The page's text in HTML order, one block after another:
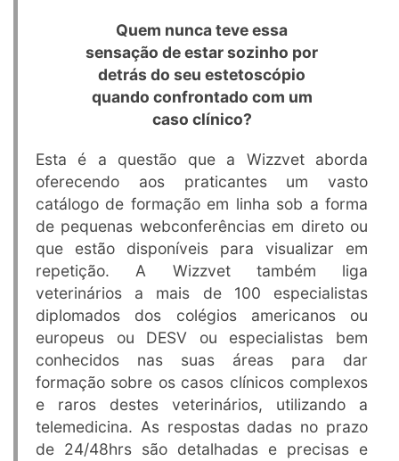
Quem nunca teve essa
sensação de estar sozinho por
detrás do seu estetoscópio
quando confrontado com um
caso clínico?
Esta é a questão que a Wizzvet aborda
oferecendo aos praticantes um vasto
catálogo de formação em linha sob a forma
de pequenas webconferências em direto ou
que estão disponíveis para visualizar em
repetição. A Wizzvet também liga
veterinários a mais de 100 especialistas
diplomados dos colégios americanos ou
europeus ou DESV ou especialistas bem
conhecidos nas suas áreas para dar
formação sobre os casos clínicos complexos
e raros destes veterinários, utilizando a
telemedicina. As respostas dadas no prazo
de 24/48hrs são detalhadas e precisas e